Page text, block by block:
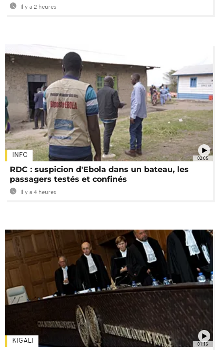
Il y a 2 heures
02:05
INFO
RDC : suspicion d'Ebola dans un bateau, les
passagers testés et confinés
Il y a 4 heures
01:16
KIGALI